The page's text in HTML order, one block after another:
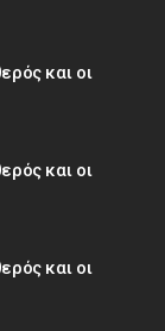
και οι
και οι
και οι